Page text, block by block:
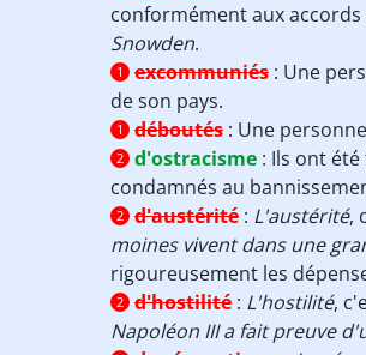
conformément aux accords
Snowden.
1 excommuniés : Une
de son pays.
1 déboutés : Une
2 d'ostracisme : Ils ont
condamnés au
2 d'austérité : L'austérité,
moines vivent dans une
rigoureusement les
2 d'hostilité : L'hostilité,
Napoléon III a fait preuve